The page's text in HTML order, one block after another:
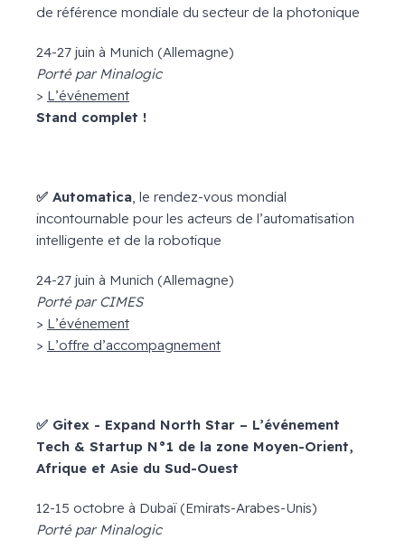
de référence mondiale du secteur de la photonique
24-27 juin à Munich (Allemagne)
Porté par Minalogic
> L’événement
Stand complet !
✅ Automatica, le rendez-vous mondial
incontournable pour les acteurs de l’automatisation
intelligente et de la robotique
24-27 juin à Munich (Allemagne)
Porté par CIMES
> L’événement
> L’offre d’accompagnement
✅ Gitex - Expand North Star – L’événement
Tech & Startup N°1 de la zone Moyen-Orient,
Afrique et Asie du Sud-Ouest
12-15 octobre à Dubaï (Emirats-Arabes-Unis)
Porté par Minalogic